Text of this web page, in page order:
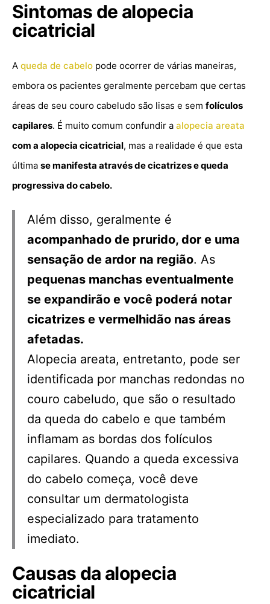
Sintomas de alopecia
cicatricial
A queda de cabelo pode ocorrer de várias maneiras,
embora os pacientes geralmente percebam que certas
áreas de seu couro cabeludo são lisas e sem folículos
capilares. É muito comum confundir a alopecia areata
com a alopecia cicatricial, mas a realidade é que esta
última se manifesta através de cicatrizes e queda
progressiva do cabelo.
Além disso, geralmente é
acompanhado de prurido, dor e uma
sensação de ardor na região. As
pequenas manchas eventualmente
se expandirão e você poderá notar
cicatrizes e vermelhidão nas áreas
afetadas.
Alopecia areata, entretanto, pode ser
identificada por manchas redondas no
couro cabeludo, que são o resultado
da queda do cabelo e que também
inflamam as bordas dos folículos
capilares. Quando a queda excessiva
do cabelo começa, você deve
consultar um dermatologista
especializado para tratamento
imediato.
Causas da alopecia
cicatricial